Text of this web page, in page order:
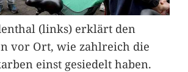
(links) erklärt den
vor Ort, wie zahlreich die
einst gesiedelt haben.